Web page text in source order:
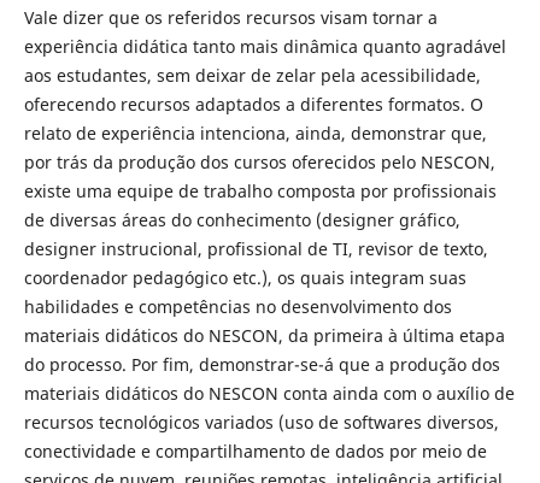
Vale dizer que os referidos recursos visam tornar a
experiência didática tanto mais dinâmica quanto agradável
aos estudantes, sem deixar de zelar pela acessibilidade,
oferecendo recursos adaptados a diferentes formatos. O
relato de experiência intenciona, ainda, demonstrar que,
por trás da produção dos cursos oferecidos pelo NESCON,
existe uma equipe de trabalho composta por profissionais
de diversas áreas do conhecimento (designer gráfico,
designer instrucional, profissional de TI, revisor de texto,
coordenador pedagógico etc.), os quais integram suas
habilidades e competências no desenvolvimento dos
materiais didáticos do NESCON, da primeira à última etapa
do processo. Por fim, demonstrar-se-á que a produção dos
materiais didáticos do NESCON conta ainda com o auxílio de
recursos tecnológicos variados (uso de softwares diversos,
conectividade e compartilhamento de dados por meio de